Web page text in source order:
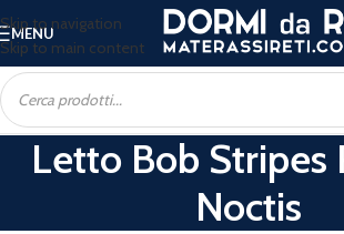
Skip to navigation
Skip to main content
MENU
Letto Bob Stripes
Noctis